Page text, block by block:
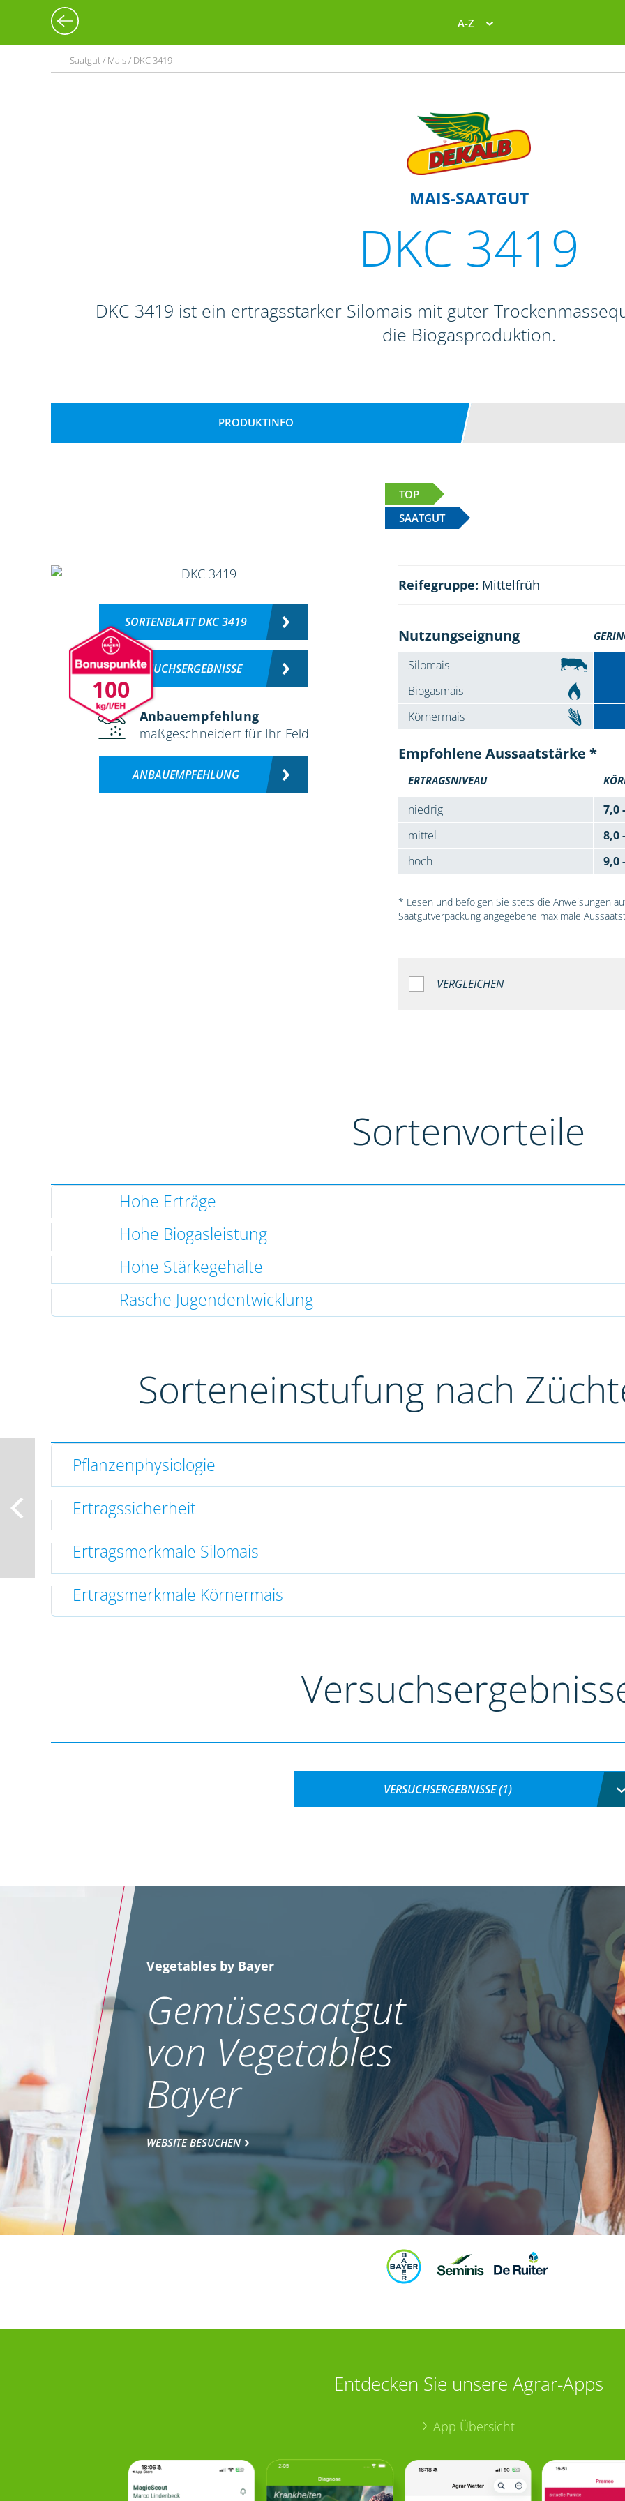
A-Z
Saatgut / Mais / DKC 3419
MAIS-SAATGUT
DKC 3419
DKC 3419 ist ein ertragsstarker Silomais mit guter
die Biogasproduktion.
PRODUKTINFO
TOP
SAATGUT
100
SORTENBLATT DKC 3419
VERSUCHSERGEBNISSE
Anbauempfehlung
maßgeschneidert für Ihr Feld
ANBAUEMPFEHLUNG
Reifegruppe: Mittelfrüh
Nutzungseignung
Silomais
Biogasmais
Körnermais
Empfohlene Aussaatstärke *
ERTRAGSNIVEAU
niedrig
7,0
mittel
8,0
hoch
9,0
* Lesen und befolgen Sie stets die Anweisungen
Saatgutverpackung angegebene maximale
VERGLEICHEN
Sortenvorteile
Hohe Erträge
Hohe Biogasleistung
Hohe Stärkegehalte
Rasche Jugendentwicklung
Sorteneinstufung nach
Pflanzenphysiologie
Ertragssicherheit
Ertragsmerkmale Silomais
Ertragsmerkmale Körnermais
VERSUCHSERGEBNISSE (1)
Vegetables by Bayer
Gemüsesaatgut
von Vegetables
Bayer
WEBSITE BESUCHEN
Entdecken Sie unsere Agrar-Apps
App Übersicht